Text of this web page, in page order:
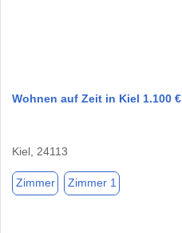
Wohnen auf Zeit in Kiel 1.100 €
Kiel, 24113
Zimmer Zimmer 1